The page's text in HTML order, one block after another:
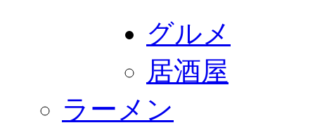
グルメ
居酒屋
ラーメン